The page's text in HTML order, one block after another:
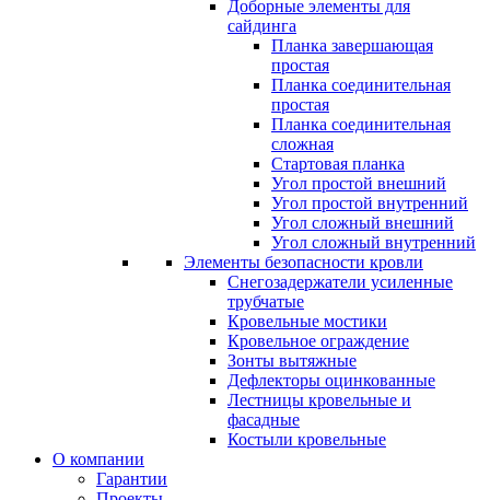
Доборные элементы для
сайдинга
Планка завершающая
простая
Планка соединительная
простая
Планка соединительная
сложная
Стартовая планка
Угол простой внешний
Угол простой внутренний
Угол сложный внешний
Угол сложный внутренний
Элементы безопасности кровли
Снегозадержатели усиленные
трубчатые
Кровельные мостики
Кровельное ограждение
Зонты вытяжные
Дефлекторы оцинкованные
Лестницы кровельные и
фасадные
Костыли кровельные
О компании
Гарантии